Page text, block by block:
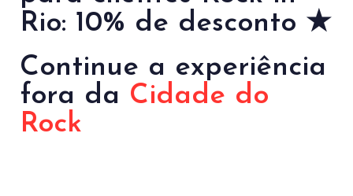
Rio: 10% de desconto ★
Continue a experiência
fora da Cidade do
Rock